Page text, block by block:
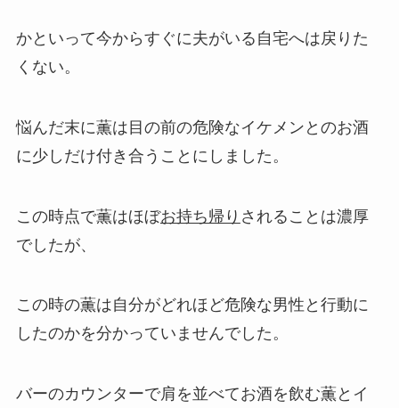
かといって今からすぐに夫がいる自宅へは戻りた
くない。
悩んだ末に薫は目の前の危険なイケメンとのお酒
に少しだけ付き合うことにしました。
この時点で薫はほぼお持ち帰り されることは濃厚
でしたが、
この時の薫は自分がどれほど危険な男性と行動に
したのかを分かっていませんでした。
バーのカウンターで肩を並べてお酒を飲む薫とイ